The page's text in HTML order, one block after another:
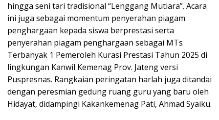
hingga seni tari tradisional “Lenggang Mutiara”. Acara
ini juga sebagai momentum penyerahan piagam
penghargaan kepada siswa berprestasi serta
penyerahan piagam penghargaan sebagai MTs
Terbanyak 1 Pemeroleh Kurasi Prestasi Tahun 2025 di
lingkungan Kanwil Kemenag Prov. Jateng versi
Puspresnas. Rangkaian peringatan harlah juga ditandai
dengan peresmian gedung ruang guru yang baru oleh
Hidayat, didampingi Kakankemenag Pati, Ahmad Syaiku.